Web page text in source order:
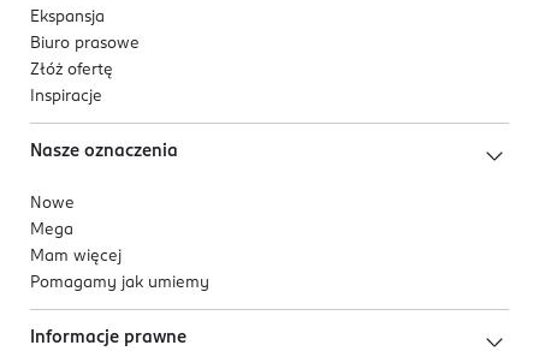
Ekspansja
Biuro prasowe
Złóż ofertę
Inspiracje
Nasze oznaczenia
Nowe
Mega
Mam więcej
Pomagamy jak umiemy
Informacje prawne